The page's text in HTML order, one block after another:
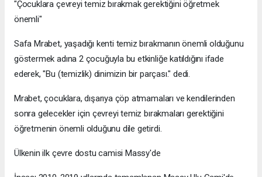
"Çocuklara çevreyi temiz bırakmak gerektiğini öğretmek
önemli"
Safa Mrabet, yaşadığı kenti temiz bırakmanın önemli olduğunu
göstermek adına 2 çocuğuyla bu etkinliğe katıldığını ifade
ederek, "Bu (temizlik) dinimizin bir parçası." dedi.
Mrabet, çocuklara, dışarıya çöp atmamaları ve kendilerinden
sonra gelecekler için çevreyi temiz bırakmaları gerektiğini
öğretmenin önemli olduğunu dile getirdi.
Ülkenin ilk çevre dostu camisi Massy'de